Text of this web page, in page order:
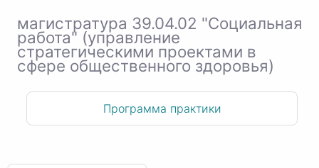
магистратура 39.04.02 "Социальная
работа" (управление
стратегическими проектами в
сфере общественного здоровья)
Программа практики